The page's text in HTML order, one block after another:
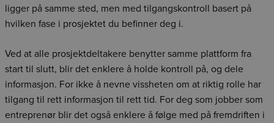
ligger på samme sted, men med tilgangskontroll basert på
hvilken fase i prosjektet du befinner deg i.
Ved at alle prosjektdeltakere benytter samme plattform fra
start til slutt, blir det enklere å holde kontroll på, og dele
informasjon. For ikke å nevne vissheten om at riktig rolle har
tilgang til rett informasjon til rett tid. For deg som jobber som
entreprenør blir det også enklere å følge med på fremdriften i